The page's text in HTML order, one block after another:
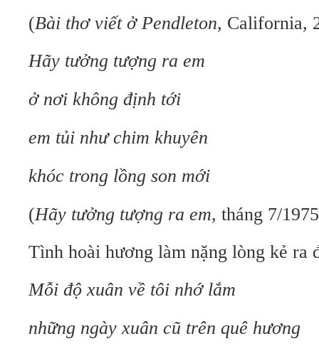
(Bài thơ viết ở Pendleton, California,
Hãy tưởng tượng ra em
ở nơi không định tới
em tủi như chim khuyên
khóc trong lồng son mới
(Hãy tưởng tượng ra em, tháng 7/
Tình hoài hương làm nặng lòng kẻ ra
Mỗi độ xuân về tôi nhớ lắm
những ngày xuân cũ trên quê hương